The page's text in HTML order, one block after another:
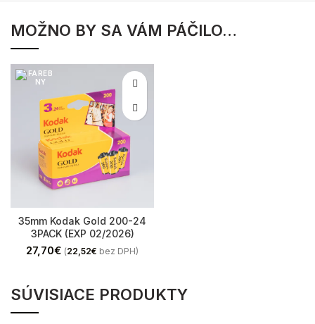
MOŽNO BY SA VÁM PÁČILO…
35mm Kodak Gold 200-24
3PACK (EXP 02/2026)
27,70€ (22,52€ bez DPH)
SÚVISIACE PRODUKTY